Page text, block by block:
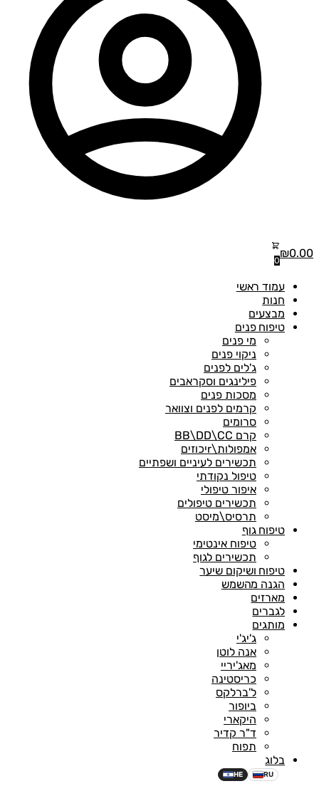
₪
0
עמוד ראשי
חנות
מבצעים
טיפוח פנים
מי פנים
ניקוי פנים
ג'לים לפנים
פילינגים וסקראבים
מסכות פנים
קרמים לפנים וצוואר
סרומים
קרם BB\DD\CC
אמפולות\rיכוזים
תכשירים לעיניים ושפתיים
טיפול נקודתי
איפור טיפולי
תכשירים טיפולים
תרסיס\מיסט
טיפוח גוף
טיפוח אינטימי
תכשירים לגוף
טיפוח ושיקום שיער
הגנה מהשמש
מארזים
לגברים
מותגים
ג'יג'י
אנה לוטן
מאג'יריי
כריסטינה
ל'ברלקס
ביופור
היקארי
ד"ר קדיר
תפוח
בלוג
HE